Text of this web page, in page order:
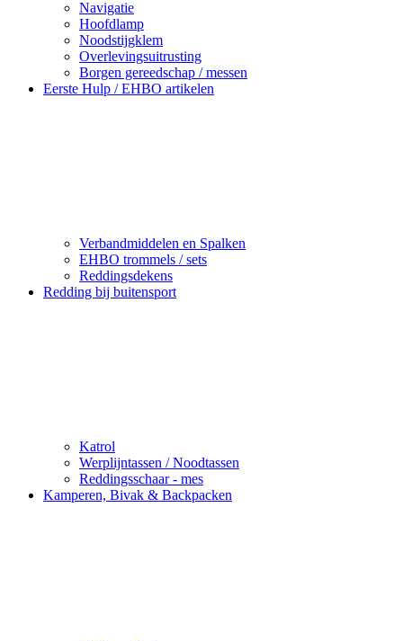
Navigatie
Hoofdlamp
Noodstijgklem
Overlevingsuitrusting
Borgen gereedschap / messen
Eerste Hulp / EHBO artikelen
Verbandmiddelen en Spalken
EHBO trommels / sets
Reddingsdekens
Redding bij buitensport
Katrol
Werplijntassen / Noodtassen
Reddingsschaar - mes
Kamperen, Bivak & Backpacken